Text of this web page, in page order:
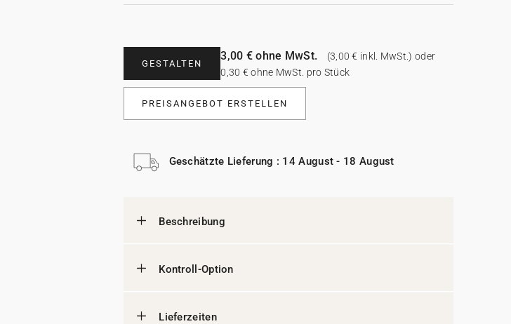
GESTALTEN
3,00 € ohne MwSt.
(3,00 € inkl. MwSt.) oder
0,30 € ohne MwSt. pro Stück
PREISANGEBOT ERSTELLEN
Geschätzte Lieferung : 14 August - 18 August
Beschreibung
Kontroll-Option
Lieferzeiten